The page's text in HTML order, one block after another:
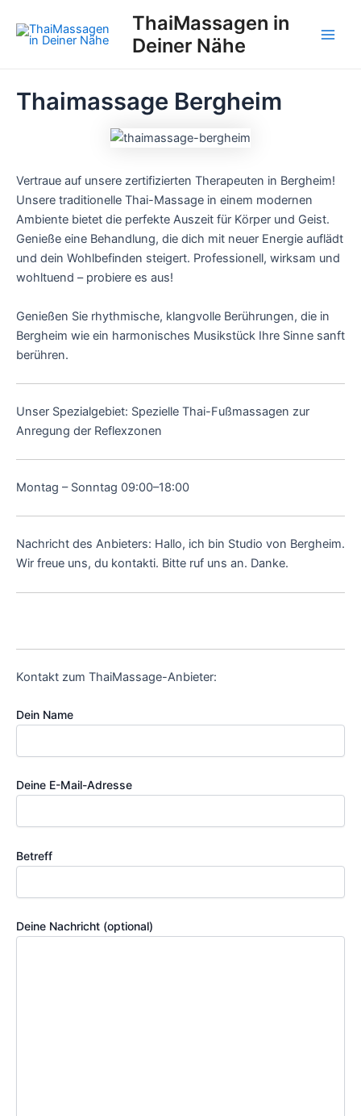
Inhalt
springen
ThaiMassagen in
Deiner Nähe
Thaimassage Bergheim
Vertraue auf unsere zertifizierten Therapeuten in Bergheim!
Unsere traditionelle Thai-Massage in einem modernen
Ambiente bietet die perfekte Auszeit für Körper und Geist.
Genieße eine Behandlung, die dich mit neuer Energie auflädt
und dein Wohlbefinden steigert. Professionell, wirksam und
wohltuend – probiere es aus!
Genießen Sie rhythmische, klangvolle Berührungen, die in
Bergheim wie ein harmonisches Musikstück Ihre Sinne sanft
berühren.
Unser Spezialgebiet: Spezielle Thai-Fußmassagen zur
Anregung der Reflexzonen
Montag – Sonntag 09:00–18:00
Nachricht des Anbieters: Hallo, ich bin Studio von Bergheim.
Wir freue uns, du kontakti. Bitte ruf uns an. Danke.
Kontakt zum ThaiMassage-Anbieter:
Dein Name
Deine E-Mail-Adresse
Betreff
Deine Nachricht (optional)